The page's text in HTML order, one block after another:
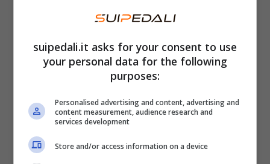
suipedali.it asks for your consent to use
your personal data for the following
purposes:
Personalised advertising and content, advertising and
content measurement, audience research and
services development
Store and/or access information on a device